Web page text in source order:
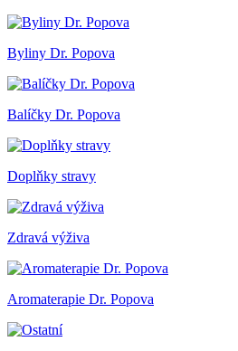
Byliny Dr. Popova
Balíčky Dr. Popova
Doplňky stravy
Zdravá výživa
Aromaterapie Dr. Popova